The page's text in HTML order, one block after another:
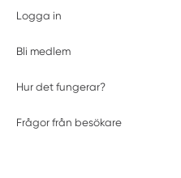
Logga in
Bli medlem
Hur det fungerar?
Frågor från besökare